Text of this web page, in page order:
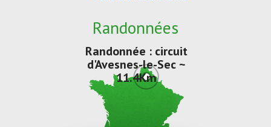
Randonnées
Randonnée : circuit
d'Avesnes-le-Sec ~
11.4Km